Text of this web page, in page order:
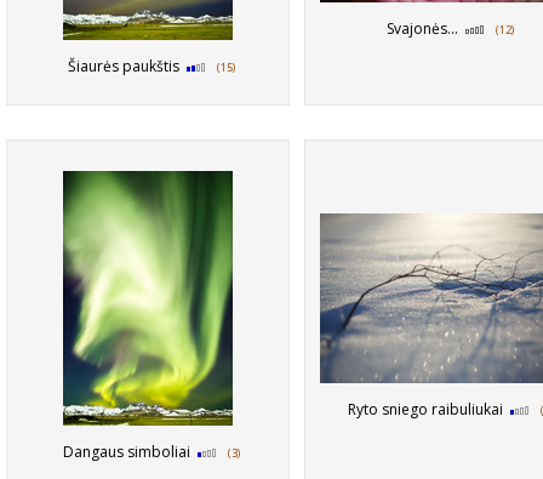
Šiaurės paukštis (15)
Svajonės... (12)
Dangaus simboliai (3)
Ryto sniego raibuliukai